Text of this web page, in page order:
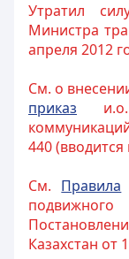
Утратил
Министра
апреля 2012
См. о
приказ и.о.
440 (вводится
См. Правила
Казахстан от